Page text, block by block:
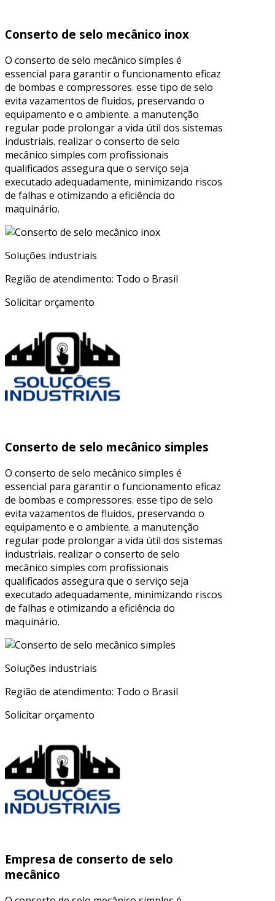
Conserto de selo mecânico inox
O conserto de selo mecânico simples é
essencial para garantir o funcionamento eficaz
de bombas e compressores. esse tipo de selo
evita vazamentos de fluidos, preservando o
equipamento e o ambiente. a manutenção
regular pode prolongar a vida útil dos sistemas
industriais. realizar o conserto de selo
mecânico simples com profissionais
qualificados assegura que o serviço seja
executado adequadamente, minimizando riscos
de falhas e otimizando a eficiência do
maquinário.
Soluções industriais
Região de atendimento: Todo o Brasil
Solicitar orçamento
Conserto de selo mecânico simples
O conserto de selo mecânico simples é
essencial para garantir o funcionamento eficaz
de bombas e compressores. esse tipo de selo
evita vazamentos de fluidos, preservando o
equipamento e o ambiente. a manutenção
regular pode prolongar a vida útil dos sistemas
industriais. realizar o conserto de selo
mecânico simples com profissionais
qualificados assegura que o serviço seja
executado adequadamente, minimizando riscos
de falhas e otimizando a eficiência do
maquinário.
Soluções industriais
Região de atendimento: Todo o Brasil
Solicitar orçamento
Empresa de conserto de selo
mecânico